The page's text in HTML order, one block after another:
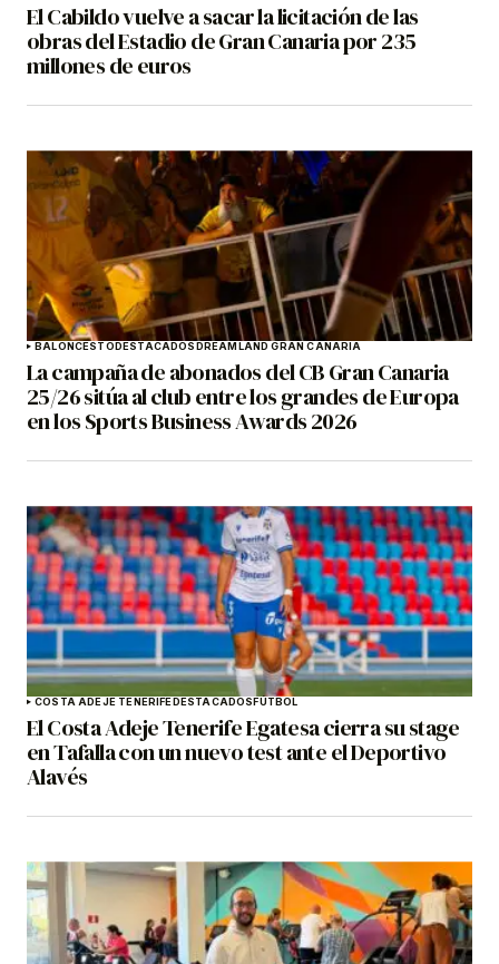
El Cabildo vuelve a sacar la licitación de las
obras del Estadio de Gran Canaria por 235
millones de euros
BALONCESTODESTACADOSDREAMLAND GRAN CANARIA
La campaña de abonados del CB Gran Canaria
25/26 sitúa al club entre los grandes de Europa
en los Sports Business Awards 2026
COSTA ADEJE TENERIFEDESTACADOSFÚTBOL
El Costa Adeje Tenerife Egatesa cierra su stage
en Tafalla con un nuevo test ante el Deportivo
Alavés